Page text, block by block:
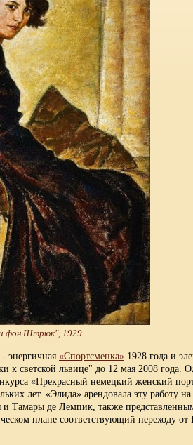
фон Штрюк", 1929
энергичная «Спортсменка» 1928 года и
светской львице" до 12 мая 2008 года.
«Прекрасный немецкий женский
лет. «Элида» арендовала эту
Тамары де Лемпик, также
плане соответствующий переходу